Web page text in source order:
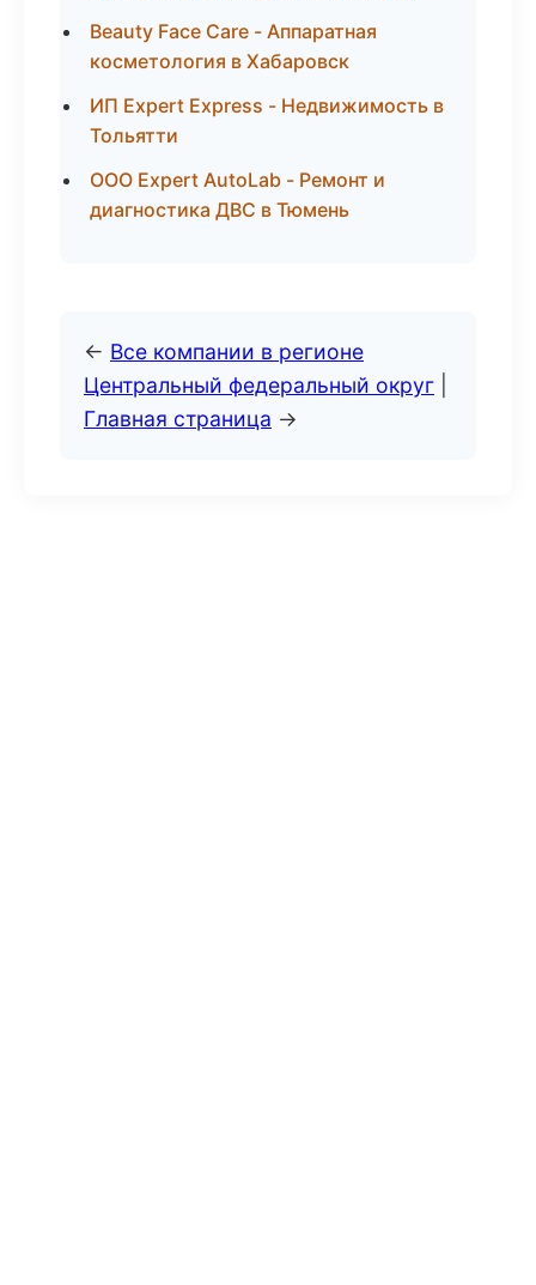
Beauty Face Care - Аппаратная
косметология в Хабаровск
ИП Expert Express - Недвижимость в
Тольятти
ООО Expert AutoLab - Ремонт и
диагностика ДВС в Тюмень
← Все компании в регионе
Центральный федеральный округ
Главная страница →